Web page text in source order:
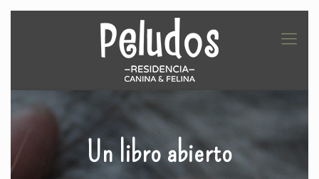
Un libro abierto